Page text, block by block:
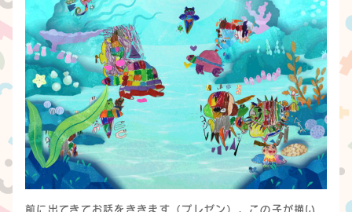
前に出てきてお話をききます（プレゼン）。この子が描い